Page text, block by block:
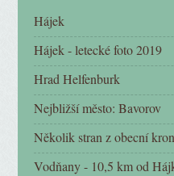
Hájek
Hájek - letecké foto 2019
Hrad Helfenburk
Nejbližší město: Bavorov
Několik stran z obecní
Vodňany - 10,5 km od